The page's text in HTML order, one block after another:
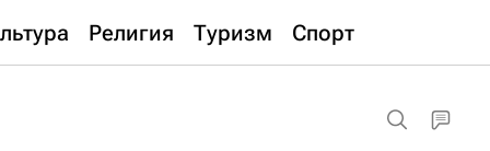
Религия Туризм Спорт